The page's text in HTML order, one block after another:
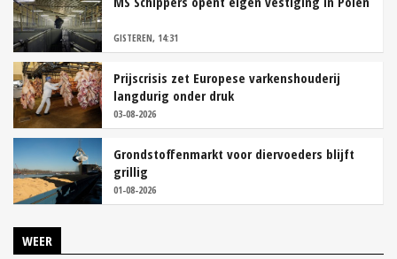
GISTEREN, 14:31
Prijscrisis zet Europese varkenshouderij
langdurig onder druk
03-08-2026
Grondstoffenmarkt voor diervoeders blijft
grillig
01-08-2026
WEER